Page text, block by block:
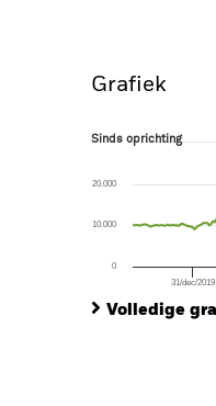
Grafiek
Sinds oprichting
The chart has 1 X
The chart has 1 Y
Sinds oprichting
31/dec/2019
0
10.000
20.000
Volledige